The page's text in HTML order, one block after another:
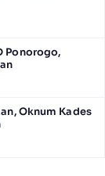
Ponorogo,
Oknum Kades